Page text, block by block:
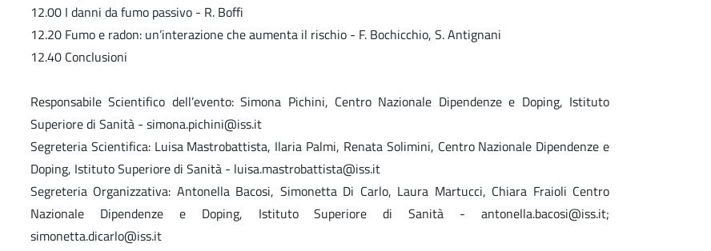
12.00 I danni da fumo passivo - R. Boffi
12.20 Fumo e radon: un’interazione che aumenta il rischio - F. Bochicchio, S. Antignani
12.40 Conclusioni
Responsabile Scientifico dell’evento: Simona Pichini, Centro Nazionale Dipendenze e Doping, Istituto
Superiore di Sanità - simona.pichini@iss.it
Segreteria Scientifica: Luisa Mastrobattista, Ilaria Palmi, Renata Solimini, Centro Nazionale Dipendenze e
Doping, Istituto Superiore di Sanità - luisa.mastrobattista@iss.it
Segreteria Organizzativa: Antonella Bacosi, Simonetta Di Carlo, Laura Martucci, Chiara Fraioli Centro
Nazionale Dipendenze e Doping, Istituto Superiore di Sanità - antonella.bacosi@iss.it;
simonetta.dicarlo@iss.it